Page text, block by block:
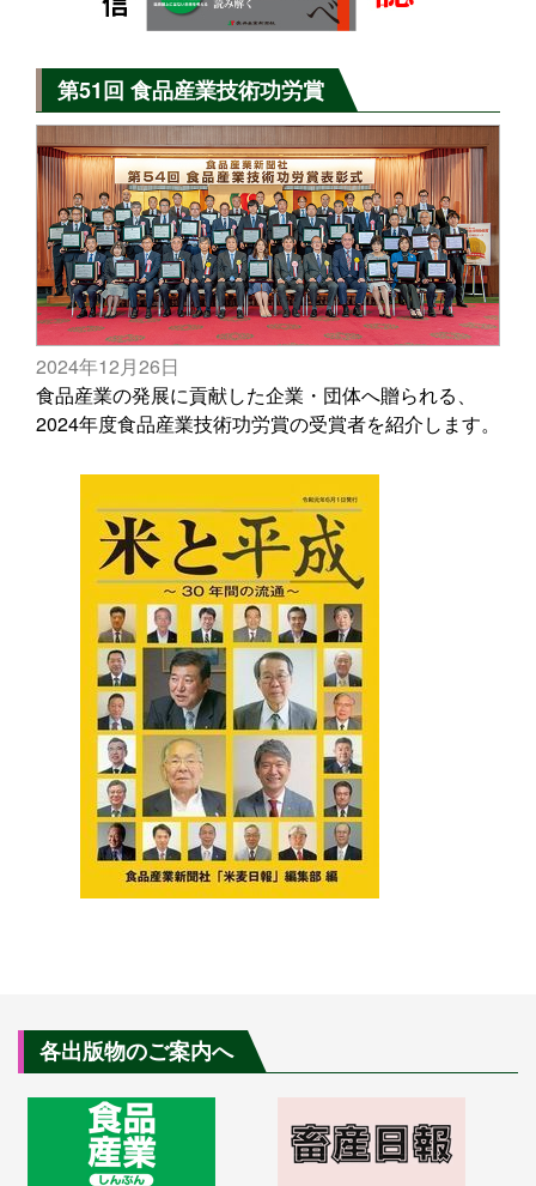
第51回 食品産業技術功労賞
2024年12月26日
食品産業の発展に貢献した企業・団体へ贈られる、
2024年度食品産業技術功労賞の受賞者を紹介します。
各出版物のご案内へ